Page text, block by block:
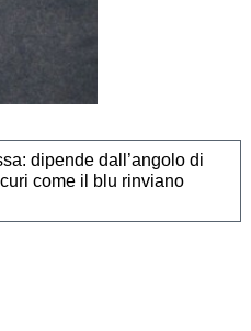
dipende dall’angolo di
come il blu rinviano